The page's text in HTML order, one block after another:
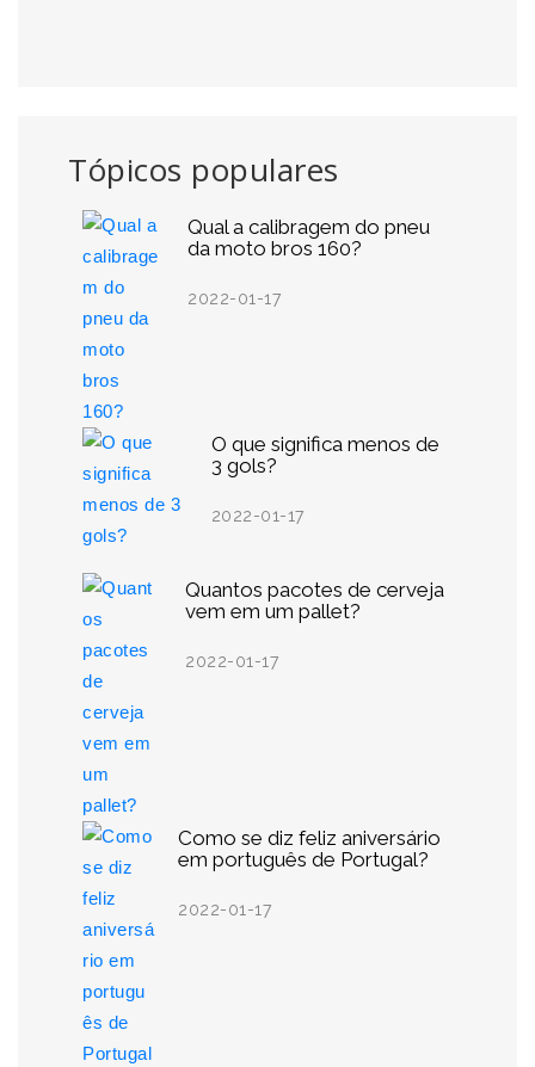
Tópicos populares
Qual a calibragem do pneu
da moto bros 160?
2022-01-17
O que significa menos de
3 gols?
2022-01-17
Quantos pacotes de cerveja
vem em um pallet?
2022-01-17
Como se diz feliz aniversário
em português de Portugal?
2022-01-17